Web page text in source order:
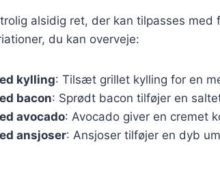
alsidig ret, der kan tilpasses med
du kan overveje:
kylling: Tilsæt grillet kylling for en
bacon: Sprødt bacon tilføjer en
avocado: Avocado giver en cremet
ansjoser: Ansjoser tilføjer en dyb